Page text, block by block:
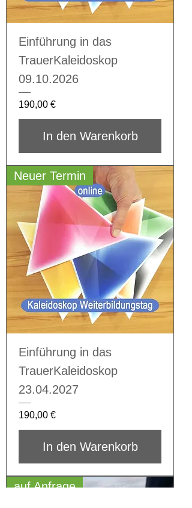
Einführung in das
TrauerKaleidoskop
09.10.2026
Preis
190,00 €
In den Warenkorb
Neuer Termin
Einführung in das
TrauerKaleidoskop
23.04.2027
Preis
190,00 €
In den Warenkorb
auf Anfrage